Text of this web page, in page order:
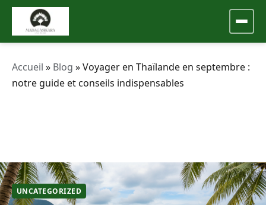
Accueil » Blog »Voyager en Thaïlande en septembre :
notre guide et conseils indispensables
UNCATEGORIZED